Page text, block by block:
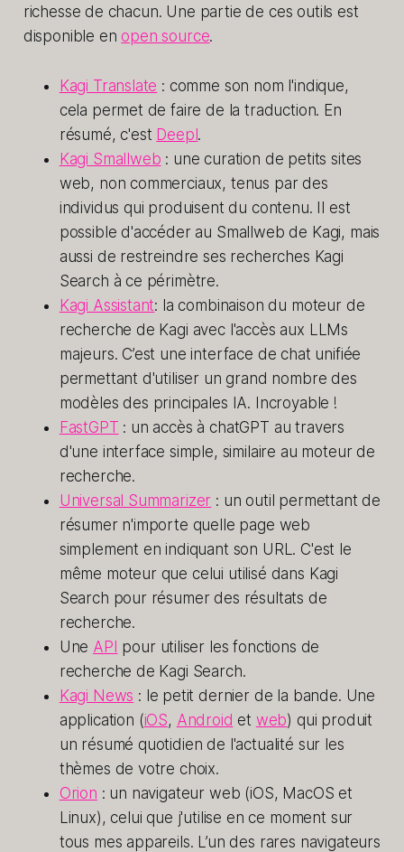
richesse de chacun. Une partie de ces outils est
disponible en open source.
Kagi Translate : comme son nom l'indique,
cela permet de faire de la traduction. En
résumé, c'est Deepl.
Kagi Smallweb : une curation de petits sites
web, non commerciaux, tenus par des
individus qui produisent du contenu. Il est
possible d'accéder au Smallweb de Kagi, mais
aussi de restreindre ses recherches Kagi
Search à ce périmètre.
Kagi Assistant: la combinaison du moteur de
recherche de Kagi avec l'accès aux LLMs
majeurs. C’est une interface de chat unifiée
permettant d'utiliser un grand nombre des
modèles des principales IA. Incroyable !
FastGPT : un accès à chatGPT au travers
d'une interface simple, similaire au moteur de
recherche.
Universal Summarizer : un outil permettant de
résumer n'importe quelle page web
simplement en indiquant son URL. C'est le
même moteur que celui utilisé dans Kagi
Search pour résumer des résultats de
recherche.
Une API pour utiliser les fonctions de
recherche de Kagi Search.
Kagi News : le petit dernier de la bande. Une
application (iOS, Android et web) qui produit
un résumé quotidien de l'actualité sur les
thèmes de votre choix.
Orion : un navigateur web (iOS, MacOS et
Linux), celui que j'utilise en ce moment sur
tous mes appareils. L’un des rares navigateurs